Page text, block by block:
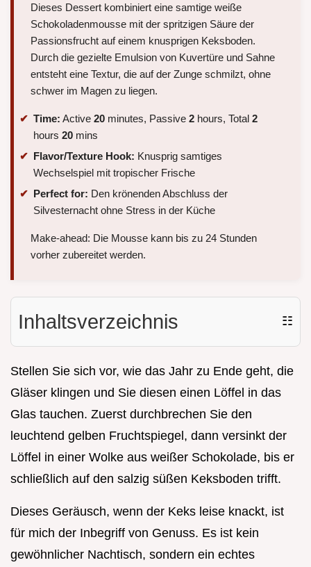
Dieses Dessert kombiniert eine samtige weiße
Schokoladenmousse mit der spritzigen Säure der
Passionsfrucht auf einem knusprigen Keksboden.
Durch die gezielte Emulsion von Kuvertüre und Sahne
entsteht eine Textur, die auf der Zunge schmilzt, ohne
schwer im Magen zu liegen.
Time: Active 20 minutes, Passive 2 hours, Total 2
hours 20 mins
Flavor/Texture Hook: Knusprig samtiges
Wechselspiel mit tropischer Frische
Perfect for: Den krönenden Abschluss der
Silvesternacht ohne Stress in der Küche
Make-ahead: Die Mousse kann bis zu 24 Stunden
vorher zubereitet werden.
Inhaltsverzeichnis ☷
Stellen Sie sich vor, wie das Jahr zu Ende geht, die
Gläser klingen und Sie diesen einen Löffel in das
Glas tauchen. Zuerst durchbrechen Sie den
leuchtend gelben Fruchtspiegel, dann versinkt der
Löffel in einer Wolke aus weißer Schokolade, bis er
schließlich auf den salzig süßen Keksboden trifft.
Dieses Geräusch, wenn der Keks leise knackt, ist
für mich der Inbegriff von Genuss. Es ist kein
gewöhnlicher Nachtisch, sondern ein echtes